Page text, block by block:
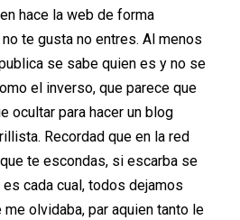
hace la web de forma
te gusta no entres. Al menos
se sabe quien es y no se
el inverso, que parece que
ocultar para hacer un blog
Recordad que en la red
te escondas, si escarba se
cada cual, todos dejamos
me olvidaba, par aquien tanto le